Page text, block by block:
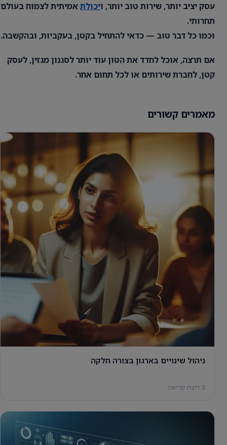
עסק יציב יותר, שירות טוב יותר, ויכולתאמיתית לצמוח בעולם
תחרותי.
וכמו כל דבר טוב — כדאי להתחיל בקטן, בעקביות, ובהקשבה.
אם תרצה, אוכל לחדד את הטון עוד יותר לסגנון מגזין, לעסק
קטן, לחברת שירותים או לכל תחום אחר.
מאמרים קשורים
ניהול שינויים בארגון בצורה חלקה
3 דקות קריאה